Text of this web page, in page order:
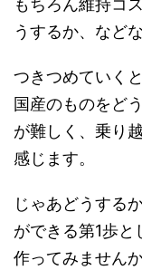
もちろん維持コ
うするか、など
つきつめていく
国産のものをど
が難しく、乗り
感じます。
じゃあどうする
ができる第1歩
作ってみません